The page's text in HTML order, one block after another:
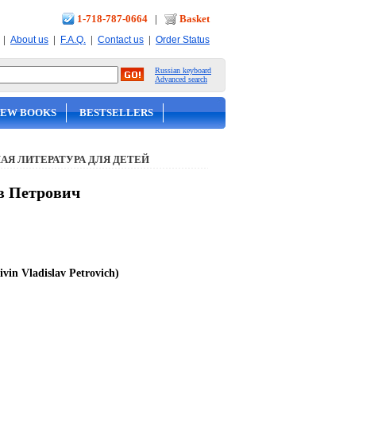
1-718-787-0664 | Basket
| About us | F.A.Q. | Contact us | Order Status
Russian keyboard
Advanced search
BOOKS BESTSELLERS
ЛИТЕРАТУРА ДЛЯ ДЕТЕЙ
Петрович
Vladislav Petrovich)